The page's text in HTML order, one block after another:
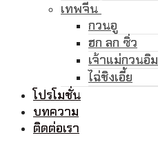
เทพจีน
กวนอู
ฮก ลก ซิ่ว
เจ้าแม่กวนอิม
ไฉ่ชิงเอี้ย
โปรโมชั่น
บทความ
ติดต่อเรา